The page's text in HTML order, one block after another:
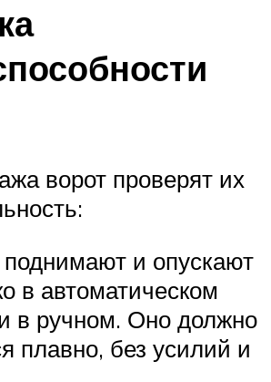
ворот проверят их
и опускают
в автоматическом
в ручном. Оно должно
плавно, без усилий и